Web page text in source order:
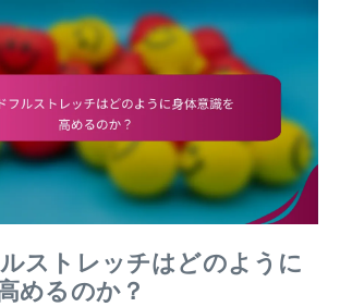
ストレッチはどのように
めるのか？